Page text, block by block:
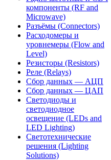
компоненты (RF and
Microwave)
Разъёмы (Connectors)
Расходомеры и
уровнемеры (Flow and
Level)
Резисторы (Resistors)
Реле (Relays)
Сбор данных — АЦП
Сбор данных — ЦАП
Светодиоды и
светодиодное
освещение (LEDs and
LED Lighting)
Светотехнические
решения (Lighting
Solutions)